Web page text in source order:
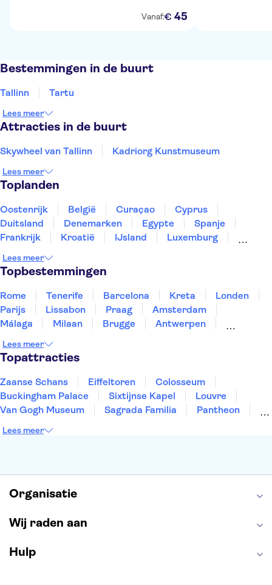
Vanaf:€ 45
Bestemmingen in de buurt
Tallinn Tartu
Lees meer
Attracties in de buurt
Skywheel van Tallinn Kadriorg Kunstmuseum
Lees meer
Toplanden
Oostenrijk België Curaçao
Cyprus
Duitsland
Denemarken Egypte
Spanje
Frankrijk
Kroatië IJsland
Luxemburg
Slovenië
Thailand
Lees meer
Topbestemmingen
Rome Tenerife Barcelona Kreta
Londen
Parijs
Lissabon Praag
Amsterdam
Málaga
Milaan Brugge
Antwerpen
Eindhoven
Lees meer
Topattracties
Zaanse Schans Eiffeltoren
Colosseum
Buckingham Palace
Sixtijnse Kapel
Louvre
Van Gogh Museum
Sagrada Familia
Pantheon
Keukenhof
Lees meer
Organisatie
Wij raden aan
Hulp